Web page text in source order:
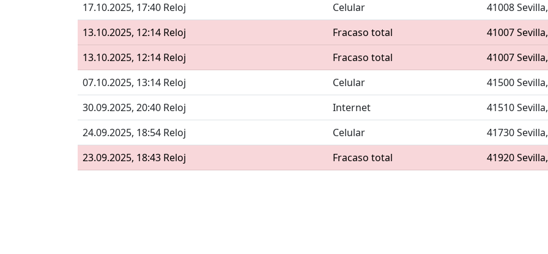
17.10.2025, 17:40 Reloj
Celular
41008
13.10.2025, 12:14 Reloj
Fracaso total
41007
13.10.2025, 12:14 Reloj
Fracaso total
41007
07.10.2025, 13:14 Reloj
Celular
41500
30.09.2025, 20:40 Reloj
Internet
41510
24.09.2025, 18:54 Reloj
Celular
41730
23.09.2025, 18:43 Reloj
Fracaso total 41920